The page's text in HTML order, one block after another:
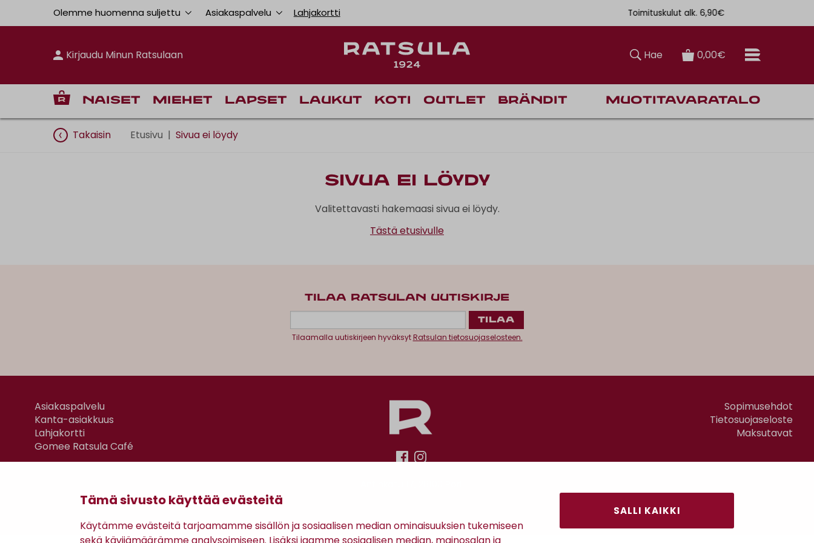
Tämä sivusto käyttää evästeitä
Käytämme evästeitä tarjoamamme sisällön ja sosiaalisen median ominaisuuksien tukemiseen
SALLI KAIKKI
Olemme huomenna suljettu Asiakaspalvelu Lahjakortti Toimituskulut alk. 6,90€
Kirjaudu Minun Ratsulaan Hae 0,00€
Naiset Miehet Lapset Laukut Koti Outlet Brändit Muotitavaratalo
Takaisin Etusivu | Sivua ei löydy
Sivua ei löydy
Valitettavasti hakemaasi sivua ei löydy.
Tästä etusivulle
TILAA RATSULAN UUTISKIRJE
Tilaamalla uutiskirjeen hyväksytRatsulan tietosuojaselosteen.
Asiakaspalvelu
Kanta-asiakkuus
Lahjakortti
Gomee Ratsula Café
Sopimusehdot
Tietosuojaseloste
Maksutavat